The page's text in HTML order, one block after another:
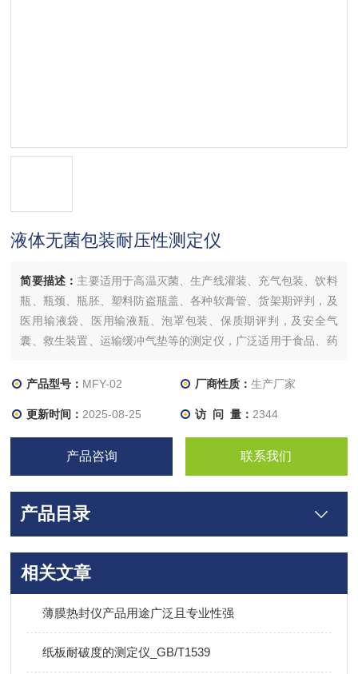
液体无菌包装耐压性测定仪
简要描述： 主要适用于高温灭菌、生产线灌装、充气包装、饮料
瓶、瓶颈、瓶胚、塑料防盗瓶盖、各种软膏管、货架期评判，及
医用输液袋、医用输液瓶、泡罩包装、保质期评判，及安全气
囊、救生装置、运输缓冲气垫等的测定仪，广泛适用于食品、药
产品型号： MFY-02 厂商性质： 生产厂家
更新时间： 2025-08-25 访 问 量： 2344
产品咨询 联系我们
产品目录
相关文章
薄膜热封仪产品用途广泛且专业性强
纸板耐破度的测定仪_GB/T1539